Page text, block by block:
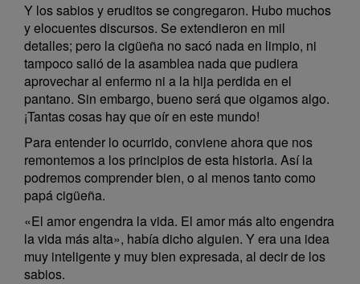
Y los sabios y eruditos se congregaron. Hubo muchos
y elocuentes discursos. Se extendieron en mil
detalles; pero la cigüeña no sacó nada en limpio, ni
tampoco salió de la asamblea nada que pudiera
aprovechar al enfermo ni a la hija perdida en el
pantano. Sin embargo, bueno será que oigamos algo.
¡Tantas cosas hay que oír en este mundo!
Para entender lo ocurrido, conviene ahora que nos
remontemos a los principios de esta historia. Así la
podremos comprender bien, o al menos tanto como
papá cigüeña.
«El amor engendra la vida. El amor más alto engendra
la vida más alta», había dicho alguien. Y era una idea
muy inteligente y muy bien expresada, al decir de los
sabios.